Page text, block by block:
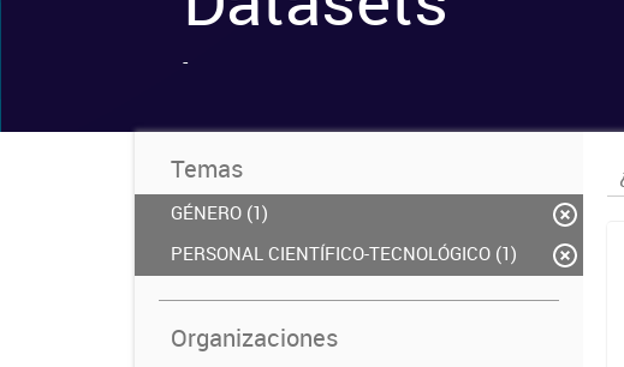
-
Temas
GÉNERO (1)
PERSONAL CIENTÍFICO-TECNOLÓGICO (1)
Organizaciones